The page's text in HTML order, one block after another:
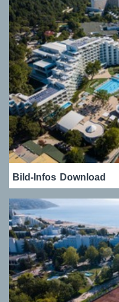
Bild-Infos Download